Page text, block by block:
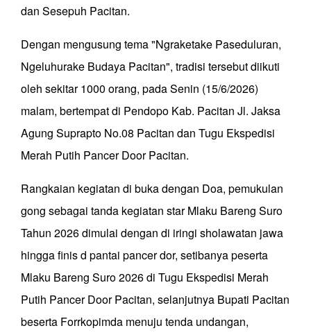
dan Sesepuh Pacitan.
Dengan mengusung tema "Ngraketake Paseduluran,
Ngeluhurake Budaya Pacitan", tradisi tersebut diikuti
oleh sekitar 1000 orang, pada Senin (15/6/2026)
malam, bertempat di Pendopo Kab. Pacitan Jl. Jaksa
Agung Suprapto No.08 Pacitan dan Tugu Ekspedisi
Merah Putih Pancer Door Pacitan.
Rangkaian kegiatan di buka dengan Doa, pemukulan
gong sebagai tanda kegiatan star Mlaku Bareng Suro
Tahun 2026 dimulai dengan di iringi sholawatan jawa
hingga finis d pantai pancer dor, setibanya peserta
Mlaku Bareng Suro 2026 di Tugu Ekspedisi Merah
Putih Pancer Door Pacitan, selanjutnya Bupati Pacitan
beserta Forrkopimda menuju tenda undangan,